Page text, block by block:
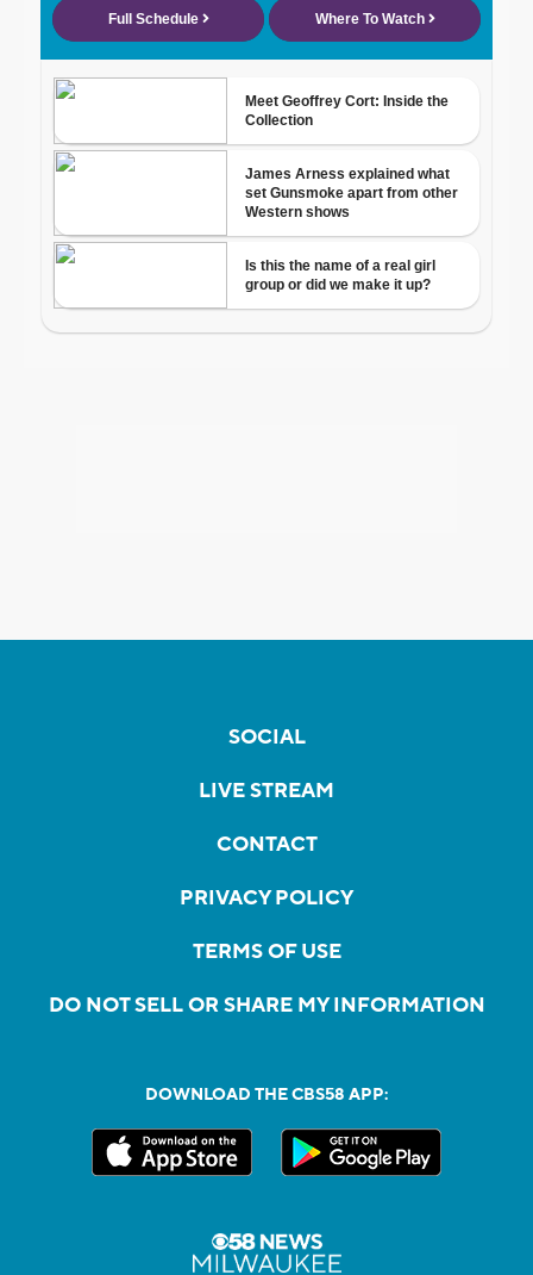
SOCIAL
LIVE STREAM
CONTACT
PRIVACY POLICY
TERMS OF USE
DO NOT SELL OR SHARE MY INFORMATION
DOWNLOAD THE CBS58 APP: